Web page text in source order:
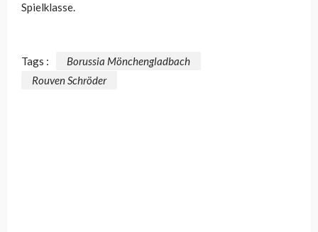
Spielklasse.
Tags :
Borussia Mönchengladbach
Rouven Schröder